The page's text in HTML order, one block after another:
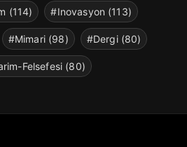
(114) #Inovasyon (113)
#Mimari (98) #Dergi (80)
Felsefesi (80)